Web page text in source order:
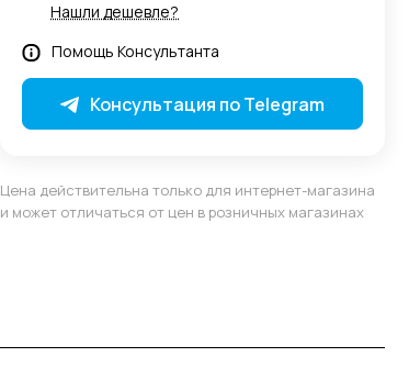
Нашли дешевле?
Помощь Консультанта
Консультация по Telegram
Цена действительна только для интернет-магазина
и может отличаться от цен в розничных магазинах